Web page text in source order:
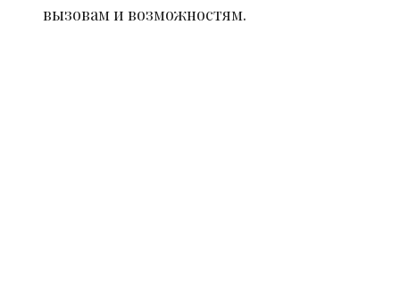
вызовам и возможностям.